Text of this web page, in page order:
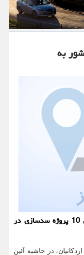
به
مسیرساز: وزیر نیرو اظهار داشت: امسال 10 پروژه سدسازی در
در حاشیه آئین